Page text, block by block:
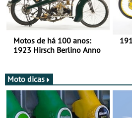
Motos de há 100 anos:
1923 Hirsch Berlino Anno
Moto dicas